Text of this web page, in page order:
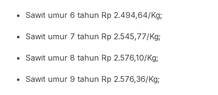
Sawit umur 6 tahun Rp 2.494,64/Kg;
Sawit umur 7 tahun Rp 2.545,77/Kg;
Sawit umur 8 tahun Rp 2.576,10/Kg;
Sawit umur 9 tahun Rp 2.576,36/Kg;